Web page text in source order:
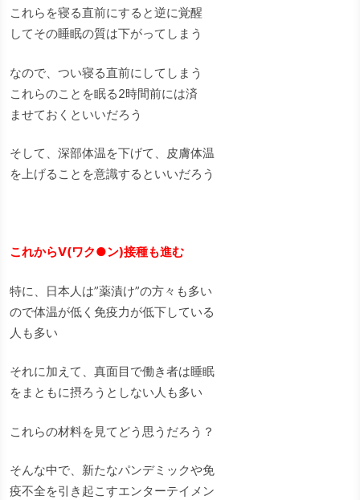
これらを寝る直前にすると逆に覚醒
してその睡眠の質は下がってしまう
なので、つい寝る直前にしてしまう
これらのことを眠る2時間前には済
ませておくといいだろう
そして、深部体温を下げて、皮膚体温
を上げることを意識するといいだろう
これからV(ワク●ン)接種も進む
特に、日本人は”薬漬け”の方々も多い
ので体温が低く免疫力が低下している
人も多い
それに加えて、真面目で働き者は睡眠
をまともに摂ろうとしない人も多い
これらの材料を見てどう思うだろう？
そんな中で、新たなパンデミックや免
疫不全を引き起こすエンターテイメン